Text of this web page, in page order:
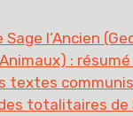
Sage l’Ancien
:
textes
totalitaires de